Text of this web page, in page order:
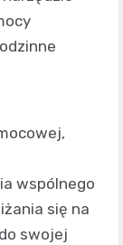
wspólnego
się na
swojej